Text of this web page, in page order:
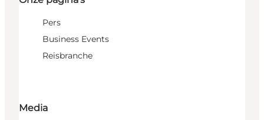
Pers
Business Events
Reisbranche
Media